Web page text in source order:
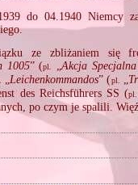
do 04.1940 Niemcy
ze zbliżaniem się
1005” (pl. „Akcja
„Leichenkommandos” (pl. „
des Reichsführers SS (pl.
po czym je spalili.